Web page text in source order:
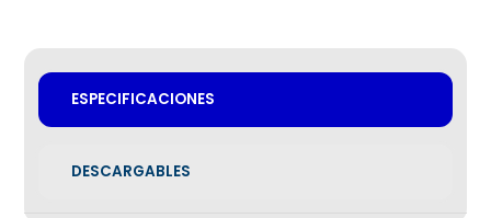
ESPECIFICACIONES
DESCARGABLES